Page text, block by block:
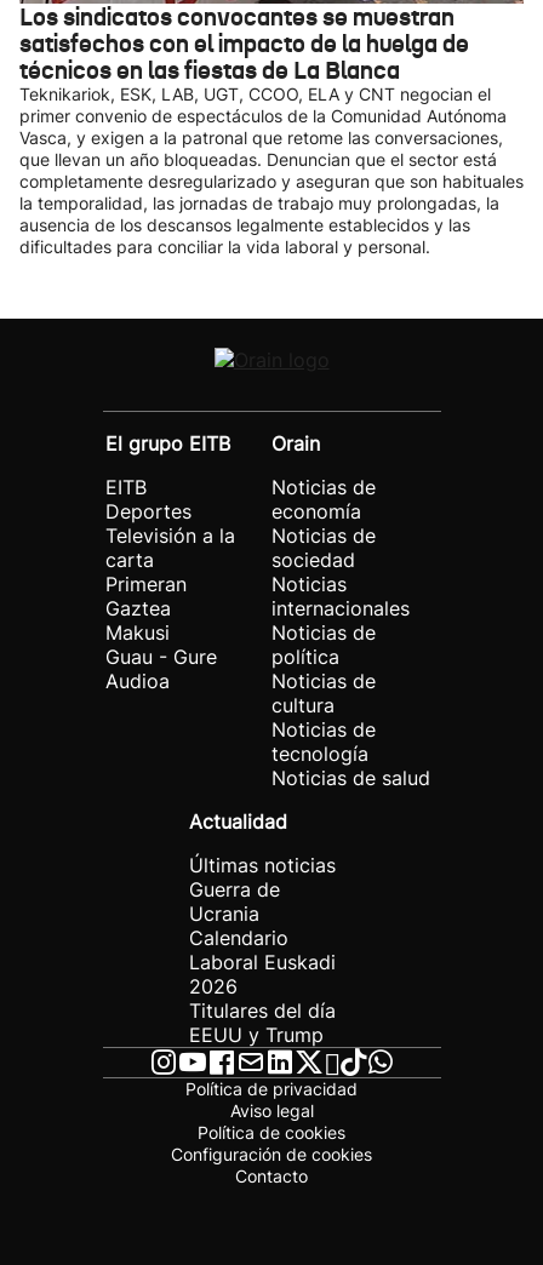
Los sindicatos convocantes se muestran
satisfechos con el impacto de la huelga de
técnicos en las fiestas de La Blanca
Teknikariok, ESK, LAB, UGT, CCOO, ELA y CNT negocian el
primer convenio de espectáculos de la Comunidad Autónoma
Vasca, y exigen a la patronal que retome las conversaciones,
que llevan un año bloqueadas. Denuncian que el sector está
completamente desregularizado y aseguran que son habituales
la temporalidad, las jornadas de trabajo muy prolongadas, la
ausencia de los descansos legalmente establecidos y las
dificultades para conciliar la vida laboral y personal.
El grupo EITB
EITB
Deportes
Televisión a la
carta
Primeran
Gaztea
Makusi
Guau - Gure
Audioa
Orain
Noticias de
economía
Noticias de
sociedad
Noticias
internacionales
Noticias de
política
Noticias de
cultura
Noticias de
tecnología
Noticias de salud
Actualidad
Últimas noticias
Guerra de
Ucrania
Calendario
Laboral Euskadi
2026
Titulares del día
EEUU y Trump
Política de privacidad
Aviso legal
Política de cookies
Configuración de cookies
Contacto